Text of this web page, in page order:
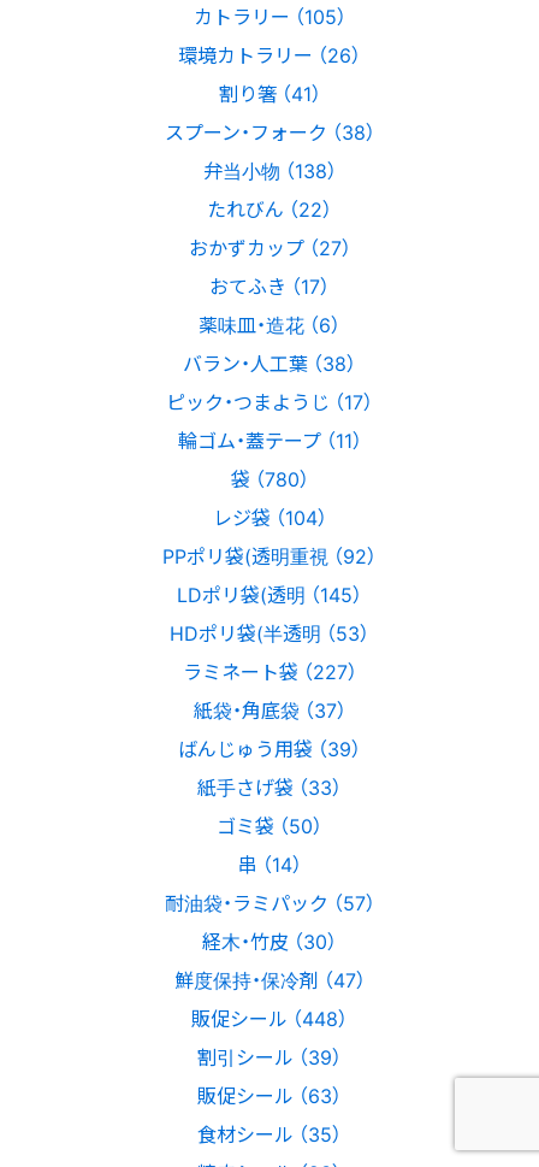
カトラリー （105）
環境カトラリー （26）
割り箸 （41）
スプーン・フォーク （38）
弁当小物 （138）
たれびん （22）
おかずカップ （27）
おてふき （17）
薬味皿・造花 （6）
バラン・人工葉 （38）
ピック・つまようじ （17）
輪ゴム・蓋テープ （11）
袋 （780）
レジ袋 （104）
PPポリ袋(透明重視 （92）
LDポリ袋(透明 （145）
HDポリ袋(半透明 （53）
ラミネート袋 （227）
紙袋・角底袋 （37）
ばんじゅう用袋 （39）
紙手さげ袋 （33）
ゴミ袋 （50）
串 （14）
耐油袋・ラミパック （57）
経木・竹皮 （30）
鮮度保持・保冷剤 （47）
販促シール （448）
割引シール （39）
販促シール （63）
食材シール （35）